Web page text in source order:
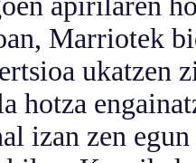
Marriotek
ukatzen
hotza
izan zen